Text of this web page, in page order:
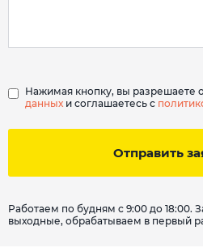
Отправить
Нажимая кнопку, вы разрешаете
данных и соглашаетесь с
Работаем по будням с 9:00 до 18:00.
выходные, обрабатываем в первый